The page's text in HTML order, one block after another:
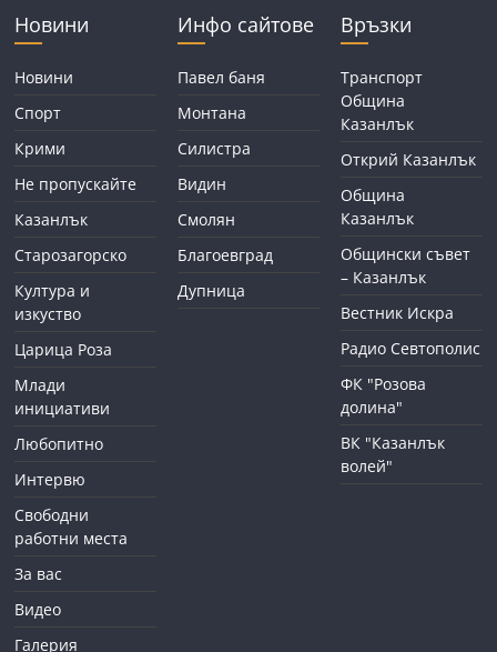
Новини
Новини
Спорт
Крими
Не пропускайте
Казанлък
Старозагорско
Култура и
изкуство
Царица Роза
Млади
инициативи
Любопитно
Интервю
Свободни
работни места
За вас
Видео
Галерия
Инфо сайтове
Павел баня
Монтана
Силистра
Видин
Смолян
Благоевград
Дупница
Връзки
Транспорт
Община
Казанлък
Открий Казанлък
Община
Казанлък
Общински съвет
– Казанлък
Вестник Искра
Радио Севтополис
ФК "Розова
долина"
ВК "Казанлък
волей"